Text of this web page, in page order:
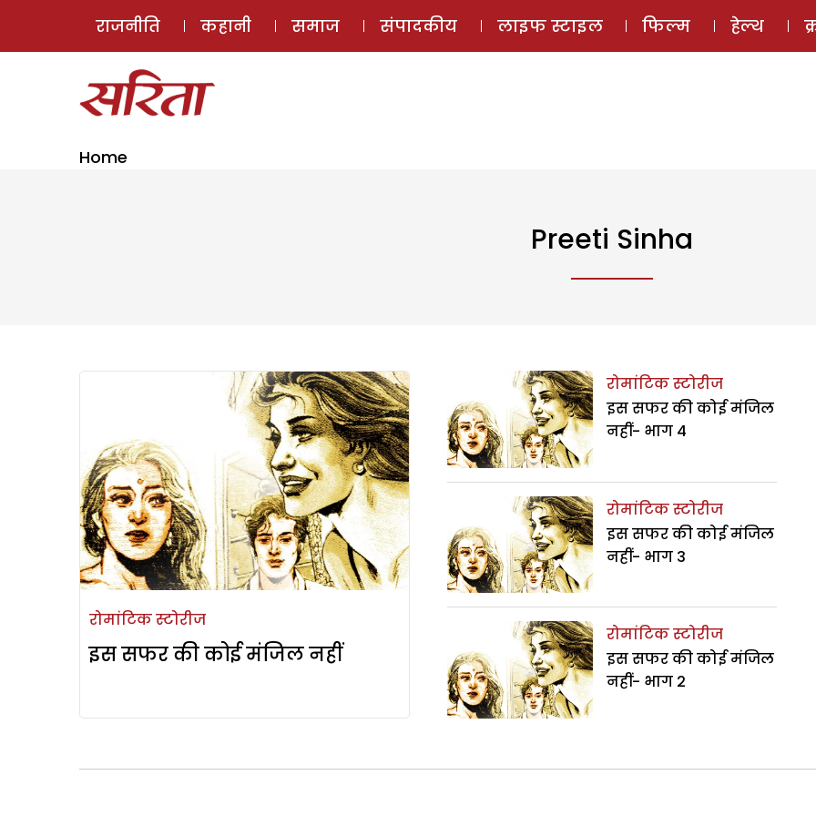
ई-मैगज़ीन
राजनीति कहानी समाज संपादकीय लाइफ स्टाइल फिल्म हेल्थ
Home
Preeti Sinha
रोमांटिक स्टोरीज
इस सफर की कोई मंजिल नहीं
रोमांटिक स्टोरीज
इस सफर की कोई मंजिल
नहीं- भाग 4
रोमांटिक स्टोरीज
इस सफर की कोई मंजिल
नहीं- भाग 3
रोमांटिक स्टोरीज
इस सफर की कोई मंजिल
नहीं- भाग 2